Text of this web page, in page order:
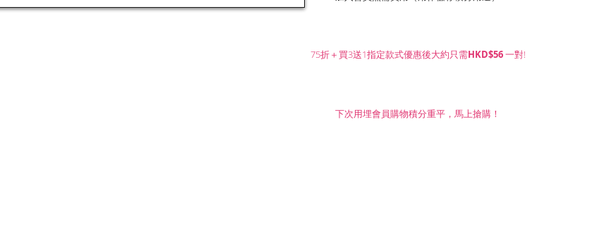
75折＋買3送1指定款式優惠後大約只需HKD$56一對!
下次用埋會員購物積分重平，馬上搶購！